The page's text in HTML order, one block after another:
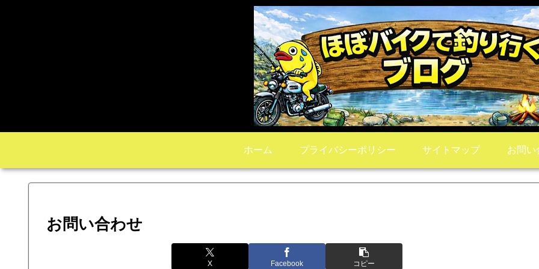
ホーム プライバシーポリシー サイトマップ お問い
お問い合わせ
X Facebook コピー